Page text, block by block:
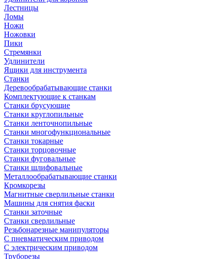
Лестницы
Ломы
Ножи
Ножовки
Пики
Стремянки
Удлинители
Ящики для инструмента
Станки
Деревообрабатывающие станки
Комплектующие к станкам
Станки брусующие
Станки круглопильные
Станки ленточнопильные
Станки многофункциональные
Станки токарные
Станки торцовочные
Станки фуговальные
Станки шлифовальные
Металлообрабатывающие станки
Кромкорезы
Магнитные сверлильные станки
Машины для снятия фаски
Станки заточные
Станки сверлильные
Резьбонарезные манипуляторы
С пневматическим приводом
С электрическим приводом
Труборезы